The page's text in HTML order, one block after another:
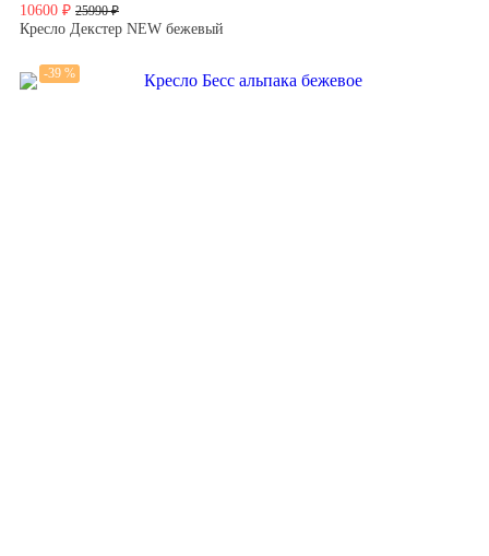
10600 ₽ 25990 ₽
Кресло Декстер NEW бежевый
-39 %